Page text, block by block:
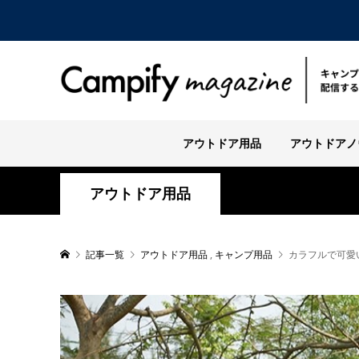
アウトドア用品 アウトドア
アウトドア用品
記事一覧 アウトドア用品 , キャンプ用品 カラフルで可